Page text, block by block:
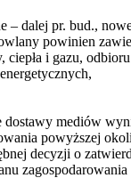
– dalej pr. bud.,
powinien
ciepła i gazu,
dostawy mediów
powyższej
decyzji o
zagospodarowania